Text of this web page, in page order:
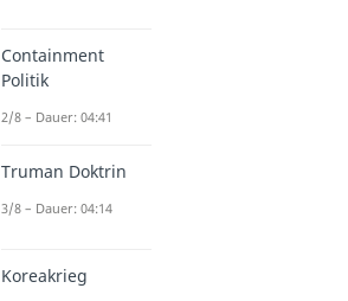
Containment
Politik
2/8 – Dauer: 04:41
Truman Doktrin
3/8 – Dauer: 04:14
Koreakrieg